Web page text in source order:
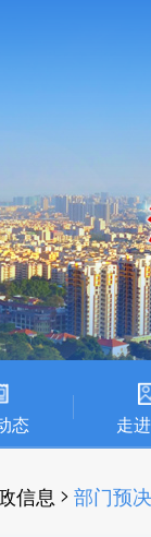
态 走
信息 > 部门预